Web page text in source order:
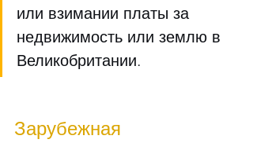
или взимании платы за
недвижимость или землю в
Великобритании.
Зарубежная